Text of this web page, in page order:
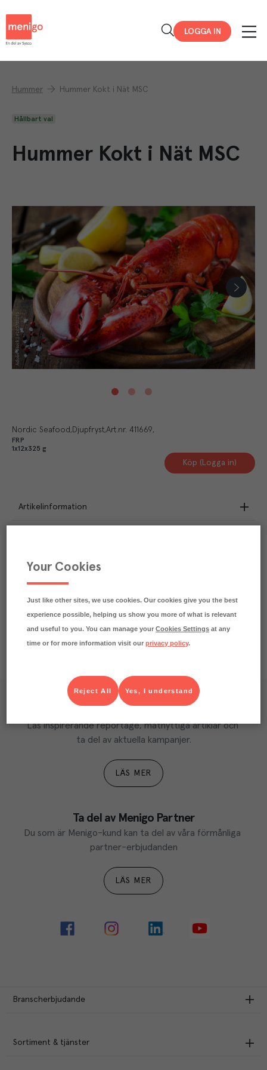
LOGGA IN
Hummer Hummer Kokt i Nät MSC
Hållbart val
Hummer Kokt i Nät MSC
Nordic Seafood Djupfryst Art.nr. 411669
FRP
1x12x325 g
Köp (Logga in)
Artikelinformation
Näringsdeklaration
Läs inspirerande reportage, matnyttiga artiklar och
ta del av aktuella kampanjer.
LÄS MER
Ta del av Menigo Partner
Du som är Menigo-kund kan ta del av våra förmånliga
partner-erbjudanden
LÄS MER
Branscherbjudande
Sortiment & tjänster
Your Cookies
Just like other sites, we use cookies. Our cookies give you the best
experience possible, helping us show you more of what is relevant
and useful to you. You can manage yourCookies Settings at any
time or for more information visit ourprivacy policy.
Yes, I understand
Reject All